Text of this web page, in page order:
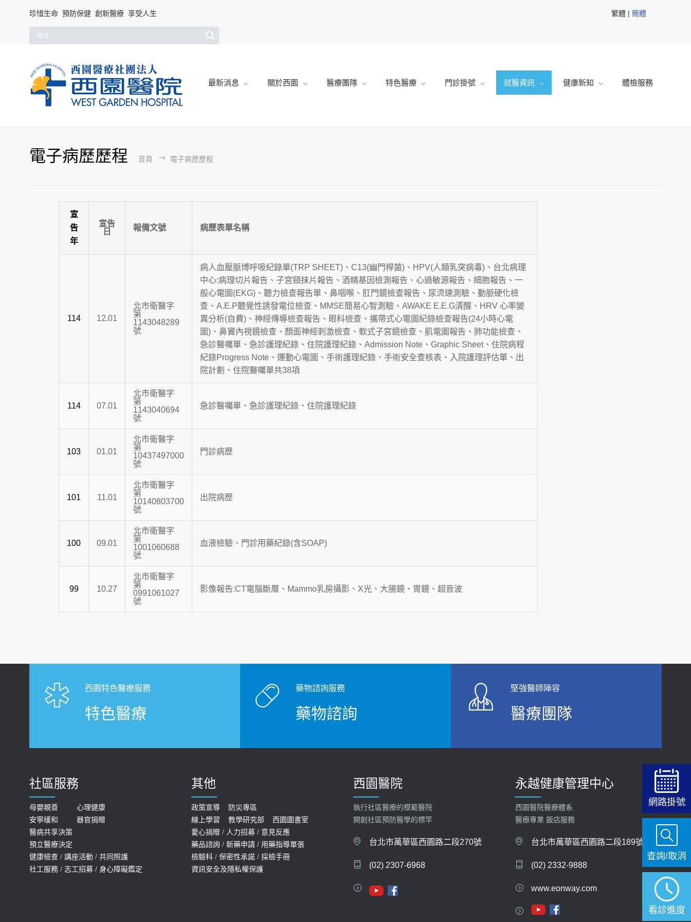
珍惜生命 預防保健 創新醫療 享受人生 繁體 | 簡體
最新消息 關於西園 醫療團隊 特色醫療 門診掛號 就醫資訊 健康新知 體檢服務
電子病歷歷程 首頁 電子病歷歷程
宣
告
年
宣告
日
報備文號 病歷表單名稱
114 12.01
北市衛醫字
第
1143048289
號
病人血壓脈博呼吸紀錄單(TRP SHEET)、C13(幽門桿菌)、HPV(人類乳突病毒)、台北病理
中心:病理切片報告、子宮頸抹片報告、酒精基因檢測報告、心過敏源報告、細胞報告、一
般心電圖(EKG)、聽力檢查報告單、鼻咽喉、肛門鏡檢查報告、尿流速測驗、動脈硬化檢
查、A.E.P聽覺性誘發電位檢查、MMSE簡易心智測驗、AWAKE E.E.G清醒、HRV 心率變
異分析(自費)、神經傳導檢查報告、眼科檢查、攜帶式心電圖紀錄檢查報告(24小時心電
圖)、鼻竇內視鏡檢查、顏面神經刺激檢查、軟式子宮鏡檢查、肌電圖報告、肺功能檢查、
急診醫囑單、急診護理紀錄、住院護理紀錄、Admission Note、Graphic Sheet、住院病程
紀錄Progress Note、運動心電圖、手術護理紀錄、手術安全查核表、入院護理評估單、出
院計劃、住院醫囑單共38項
114 07.01
北市衛醫字
第
1143040694
號
急診醫囑單、急診護理紀錄、住院護理紀錄
103 01.01
北市衛醫字
第
10437497000
號
門診病歷
101 11.01
北市衛醫字
第
10140803700
號
出院病歷
100 09.01
北市衛醫字
第
1001060688
號
血液檢驗、門診用藥紀錄(含SOAP)
99 10.27
北市衛醫字
第
0991061027
號
影像報告:CT電腦斷層、Mammo乳房攝影、X光、大腸鏡、胃鏡、超音波
西園特色醫療服務
特色醫療
藥物諮詢服務
藥物諮詢
堅強醫師陣容
醫療團隊
社區服務
母嬰親善
心理健康
安寧緩和
器官捐贈
醫病共享決策
預立醫療決定
健康檢查 / 講座活動 / 共同照護
社工服務 / 志工招募 / 身心障礙鑑定
其他
政策宣導
防災專區
線上學習
教學研究部
西園圖書室
愛心捐贈 / 人力招募 / 意見反應
藥品諮詢 / 新藥申請 / 用藥指導單張
檢驗科 / 保密性承諾 / 採檢手冊
資訊安全及隱私權保護
西園醫院
執行社區醫療的模範醫院
開創社區預防醫學的標竿
台北市萬華區西園路二段270號
(02) 2307-6968
永越健康管理中心
西園醫院醫療體系
醫療專業 飯店服務
台北市萬華區西園路二段189號
(02) 2332-9888
www.eonway.com
網路掛號
看診進度
查詢/取消